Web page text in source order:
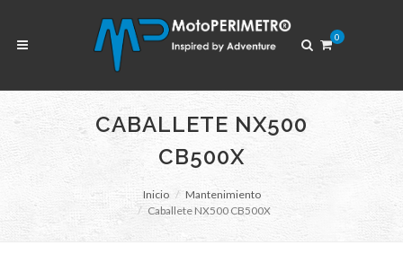
0
CABALLETE NX500
CB500X
Inicio
Mantenimiento
Caballete NX500 CB500X